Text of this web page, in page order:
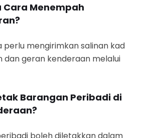
Menempah
perlu mengirimkan salinan kad
dan geran kenderaan melalui
Barangan Peribadi di
boleh diletakkan dalam